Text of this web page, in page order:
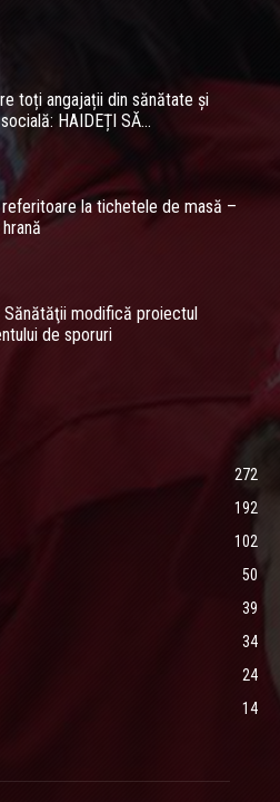
toți angajații din sănătate și
HAIDEȚI SĂ...
la tichetele de masă –
Sănătăţii modifică proiectul
de sporuri
272
192
102
50
39
34
24
14